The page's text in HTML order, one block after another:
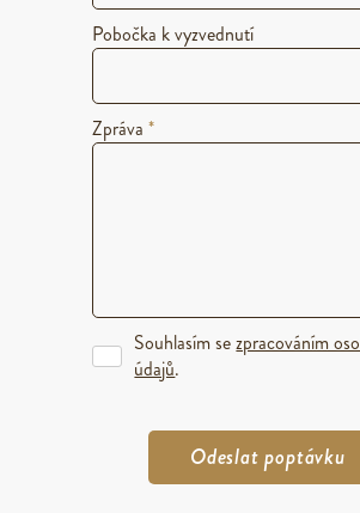
Pobočka k vyzvednutí
Zpráva *
Souhlasím sezpracováním
údajů.